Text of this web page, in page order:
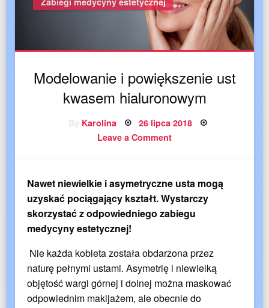
Modelowanie i powiększenie ust
kwasem hialuronowym
Karolina Posted
26 lipca 2018
Leave a Comment
kwasem
hialuronowym
Nawet niewielkie i asymetryczne usta mogą
uzyskać pociągający kształt. Wystarczy
skorzystać z odpowiedniego zabiegu
medycyny estetycznej!
Nie każda kobieta została obdarzona przez
naturę pełnymi ustami. Asymetrię i niewielką
objętość wargi górnej i dolnej można maskować
odpowiednim makijażem, ale obecnie do